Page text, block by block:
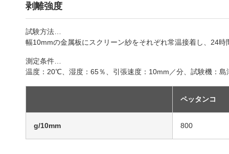
剥離強度
試験方法…
幅10mmの金属板にスクリーン紗をそれぞれ常温接着し、24
測定条件…
温度：20℃、湿度：65％、引張速度：10mm／分、試験機：島
ペッタンコ
g/10mm 800